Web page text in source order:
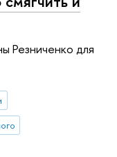
Резниченко для